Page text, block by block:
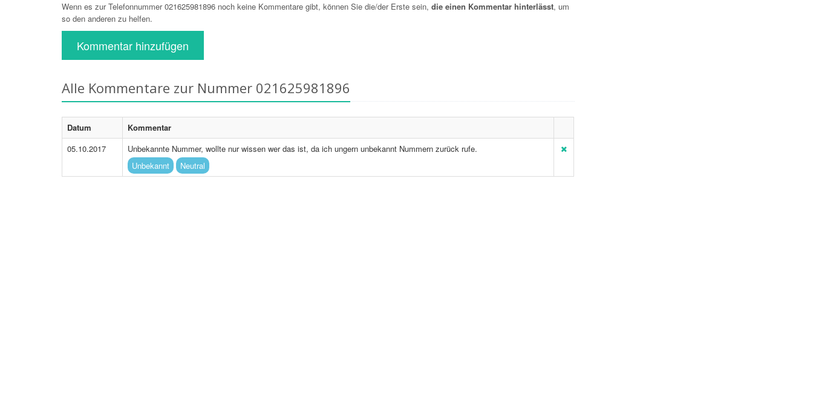
Wenn es zur Telefonnummer 021625981896 noch keine Kommentare gibt, können Sie die/der Erste sein, die einen Kommentar hinterlässt, um
so den anderen zu helfen.
Kommentar hinzufügen
Alle Kommentare zur Nummer 021625981896
Datum
Kommentar
05.10.2017
Unbekannte Nummer, wollte nur wissen wer das ist, da ich ungern unbekannt Nummern zurück rufe.
Unbekannt
Neutral